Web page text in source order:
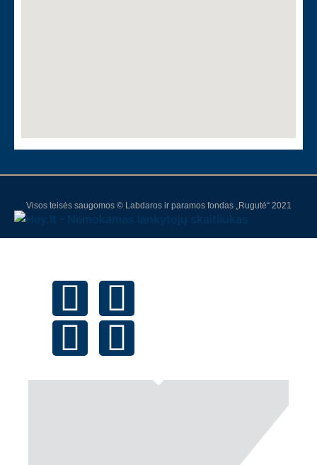
Visos teisės saugomos © Labdaros ir paramos fondas „Rugutė“ 2021